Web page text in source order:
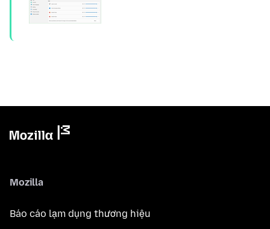
Mozilla
Báo cáo lạm dụng thương hiệu